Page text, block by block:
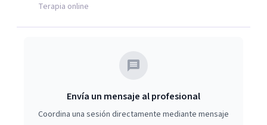
Terapia online
Envía un mensaje al profesional
Coordina una sesión directamente mediante mensaje